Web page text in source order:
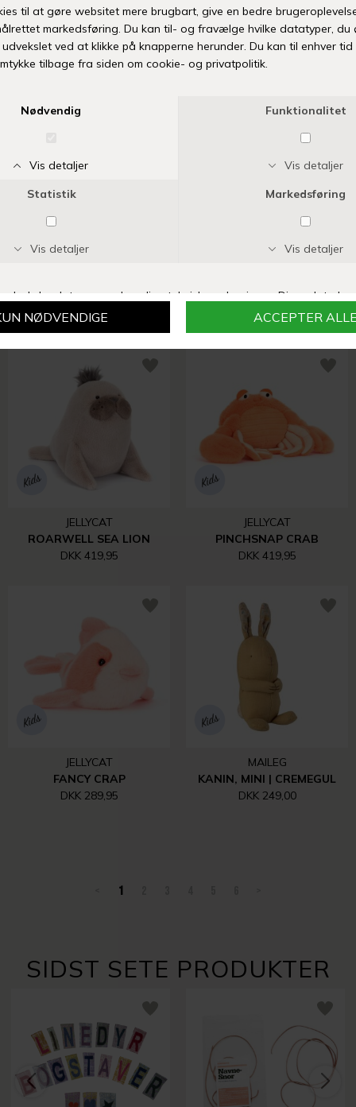
JELLYCAT
BARTHOLOMEW BEAR LARGE
JELLYCAT
AMUSEABLES IVY
DKK 414,95
BARTHOLOMEW BEAR SEAFARER OUTFIT
DKK 559,95
JELLYCAT
ROARWELL SEA LION
DKK 419,95
JELLYCAT
PINCHSNAP CRAB
DKK 419,95
JELLYCAT
FANCY CRAP
DKK 289,95
MAILEG
KANIN, MINI | CREMEGUL
DKK 249,00
1
SIDST SETE PRODUKTER